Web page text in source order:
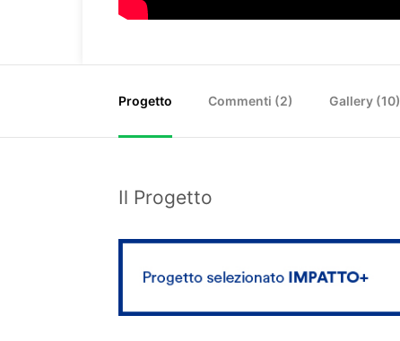
Progetto Commenti (2) Gallery (10)
Il Progetto